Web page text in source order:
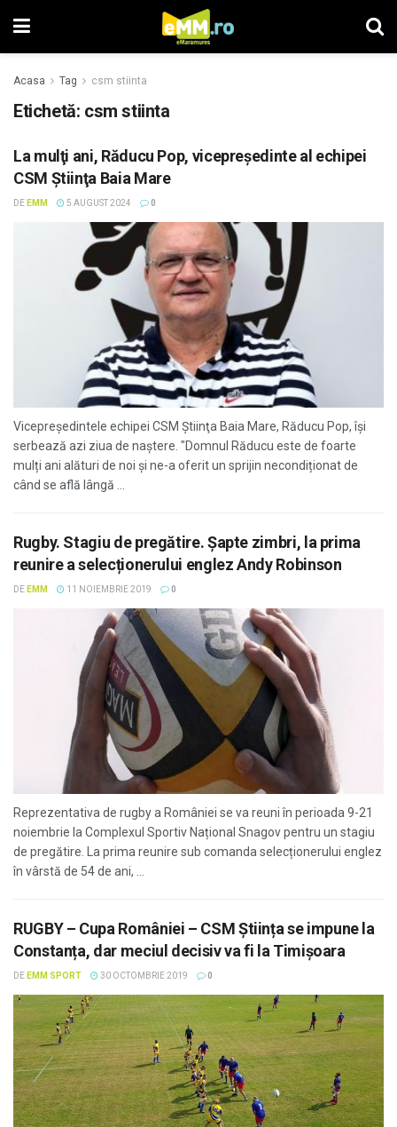
Acasa Tag csm stiinta
Etichetă: csm stiinta
La mulţi ani, Răducu Pop, vicepreşedinte al echipei
CSM Ştiinţa Baia Mare
DE EMM 5 AUGUST 2024 0
Vicepreședintele echipei CSM Ştiinţa Baia Mare, Răducu Pop, își
serbează azi ziua de naștere. "Domnul Răducu este de foarte
mulți ani alături de noi și ne-a oferit un sprijin necondiționat de
când se află lângă ...
Rugby. Stagiu de pregătire. Șapte zimbri, la prima
reunire a selecționerului englez Andy Robinson
DE EMM 11 NOIEMBRIE 2019 0
Reprezentativa de rugby a României se va reuni în perioada 9-21
noiembrie la Complexul Sportiv Național Snagov pentru un stagiu
de pregătire. La prima reunire sub comanda selecționerului englez
în vârstă de 54 de ani, ...
RUGBY – Cupa României – CSM Știința se impune la
Constanța, dar meciul decisiv va fi la Timișoara
DE EMM SPORT 30 OCTOMBRIE 2019 0